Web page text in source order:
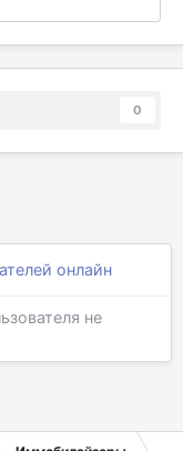
0
онлайн
не